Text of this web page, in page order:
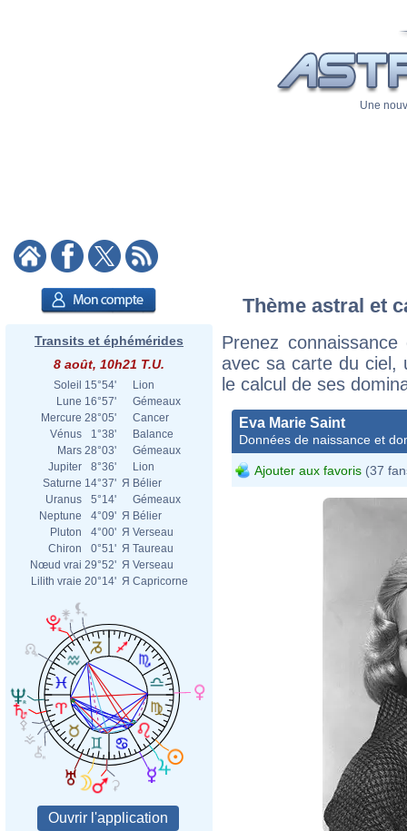
Une
Transits et éphémérides
8 août, 10h21 T.U.
Soleil 15°54'
Lion
Lune 16°57'
Gémeaux
Mercure 28°05'
Cancer
Vénus
1°38'
Balance
Mars 28°03'
Gémeaux
Jupiter
8°36'
Lion
Saturne 14°37' Я Bélier
Uranus
5°14'
Gémeaux
Neptune
4°09' Я Bélier
Pluton
4°00' Я Verseau
Chiron
0°51' Я Taureau
Nœud vrai 29°52' Я Verseau
Lilith vraie 20°14' Я Capricorne
Thème astral et
Prenez
avec sa carte du ciel,
le calcul de ses
Eva Marie Saint
Données de naissance et
Ajouter aux favoris (37